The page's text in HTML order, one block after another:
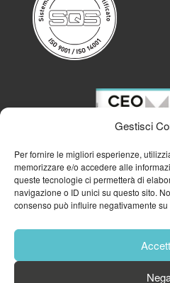
Gestisci
Per fornire le migliori esperienze,
memorizzare e/o accedere alle
queste tecnologie ci permetterà di
navigazione o ID unici su questo sito.
consenso può influire negativamente